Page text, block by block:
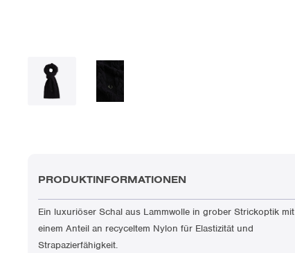
PRODUKTINFORMATIONEN
Ein luxuriöser Schal aus Lammwolle in grober Strickoptik mit
einem Anteil an recyceltem Nylon für Elastizität und
Strapazierfähigkeit.